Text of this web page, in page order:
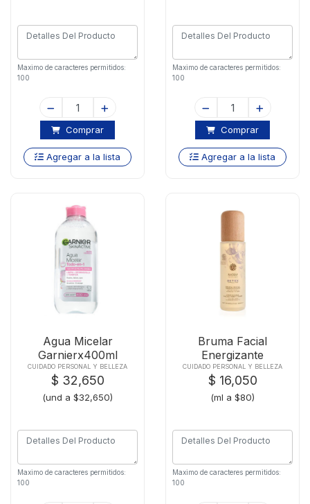
Maximo de caracteres permitidos:
100
Comprar
Agregar a la lista
Maximo de caracteres permitidos:
100
Comprar
Agregar a la lista
Agua Micelar
Garnierx400ml
CUIDADO PERSONAL Y BELLEZA
$ 32,650
(und a $32,650)
Maximo de caracteres permitidos:
100
Bruma Facial
Energizante
Naobayx200ml
CUIDADO PERSONAL Y BELLEZA
$ 16,050
(ml a $80)
Maximo de caracteres permitidos:
100